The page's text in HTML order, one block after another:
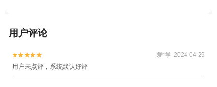
用户评论

 爱*学 2024-04-29
用户未点评，系统默认好评